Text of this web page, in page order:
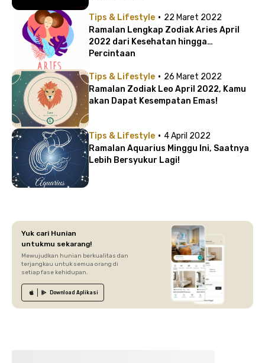
Tips & Lifestyle · 22 Maret 2022
Ramalan Lengkap Zodiak Aries April
2022 dari Kesehatan hingga
Percintaan
Tips & Lifestyle · 26 Maret 2022
Ramalan Zodiak Leo April 2022, Kamu
akan Dapat Kesempatan Emas!
Tips & Lifestyle · 4 April 2022
Ramalan Aquarius Minggu Ini, Saatnya
Lebih Bersyukur Lagi!
Yuk cari Hunian
untukmu sekarang!
Mewujudkan hunian berkualitas dan
terjangkau untuk semua orang di
setiap fase kehidupan.
Download Aplikasi